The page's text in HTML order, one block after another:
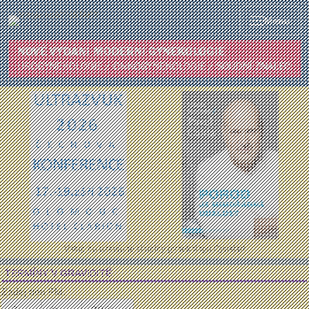
Menu
TERMÍNY V GRAVIDITĚ
Zadej den PM:
Vstup do uzavřené skupiny gynekologů Gynstart